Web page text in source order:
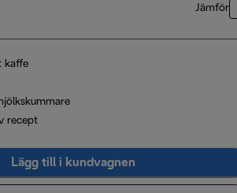
Jämför
kaffe
recept
Lägg till i kundvagnen